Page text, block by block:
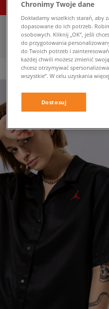
Chronimy Twoje dane
Dokładamy wszelkich starań,
dopasowane do ich potrzeb.
osobowych. Kliknij „OK”, jeśli
do przygotowania
do Twoich potrzeb i
każdej chwili możesz zmienić
chcesz otrzymywać
wszystkie”. W celu uzyskania
Dostosuj